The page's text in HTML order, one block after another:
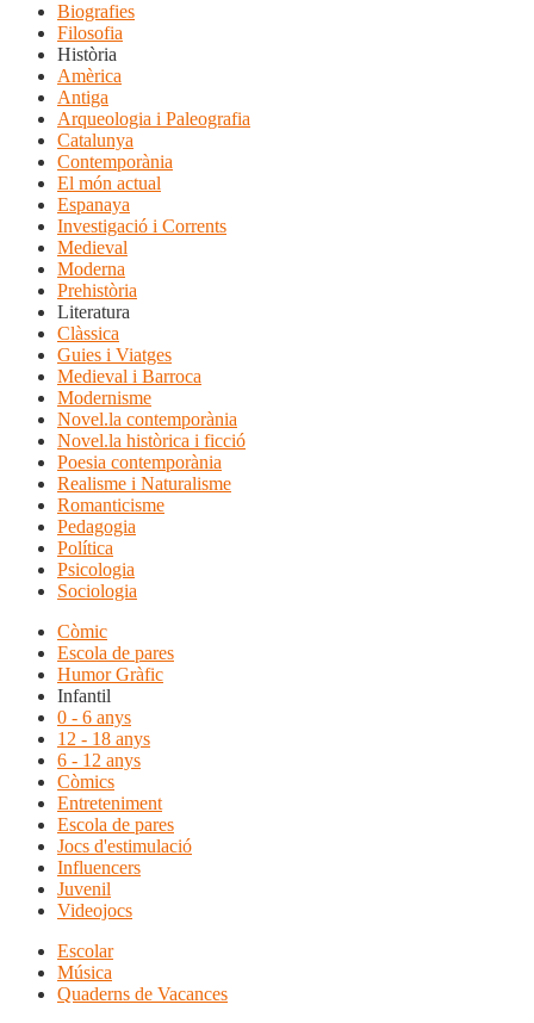
Biografies
Filosofia
Història
Amèrica
Antiga
Arqueologia i Paleografia
Catalunya
Contemporània
El món actual
Espanaya
Investigació i Corrents
Medieval
Moderna
Prehistòria
Literatura
Clàssica
Guies i Viatges
Medieval i Barroca
Modernisme
Novel.la contemporània
Novel.la històrica i ficció
Poesia contemporània
Realisme i Naturalisme
Romanticisme
Pedagogia
Política
Psicologia
Sociologia
Còmic
Escola de pares
Humor Gràfic
Infantil
0 - 6 anys
12 - 18 anys
6 - 12 anys
Còmics
Entreteniment
Escola de pares
Jocs d'estimulació
Influencers
Juvenil
Videojocs
Escolar
Música
Quaderns de Vacances